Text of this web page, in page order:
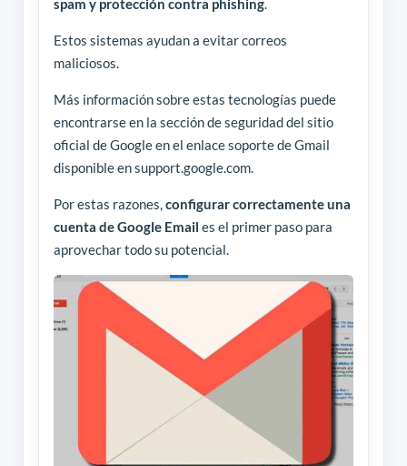
spam y protección contra phishing.
Estos sistemas ayudan a evitar correos
maliciosos.
Más información sobre estas tecnologías puede
encontrarse en la sección de seguridad del sitio
oficial de Google en el enlace soporte de Gmail
disponible en support.google.com.
Por estas razones,configurar correctamente una
cuenta de Google Email es el primer paso para
aprovechar todo su potencial.